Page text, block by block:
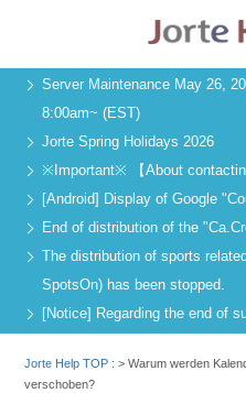
Server Maintenance May 26,
8:00am~ (EST)
Jorte Spring Holidays 2026
※Important※ 【About
[Android] Display of Google
End of distribution of the
The distribution of sports
SpotsOn) has been stopped.
[Notice] Regarding the end of
Jorte Help TOP :>Warum werden
verschoben?